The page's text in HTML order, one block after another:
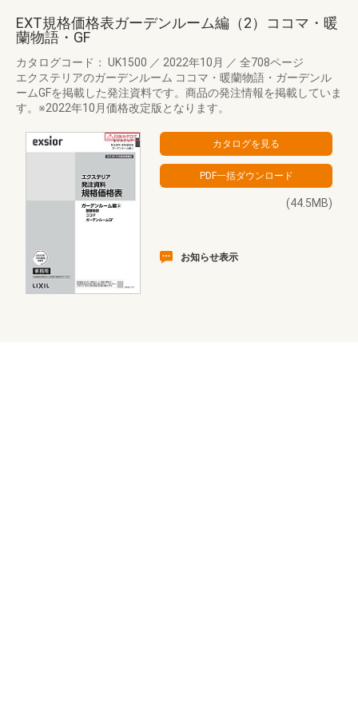
EXT規格価格表ガーデンルーム編（2）ココマ・暖
蘭物語・GF
カタログコード： UK1500 ／ 2022年10月 ／ 全708ページ
エクステリアのガーデンルーム ココマ・暖蘭物語・ガーデンル
ームGFを掲載した発注資料です。商品の発注情報を掲載していま
す。※2022年10月価格改定版となります。
(44.5MB)
お知らせ表示